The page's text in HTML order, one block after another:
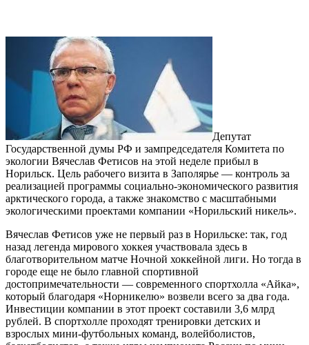
Депутат
Государственной думы РФ и зампредседателя Комитета по
экологии Вячеслав Фетисов на этой неделе прибыл в
Норильск. Цель рабочего визита в Заполярье — контроль за
реализацией программы социально-экономического развития
арктического города, а также знакомство с масштабными
экологическими проектами компании «Норильский никель».
Вячеслав Фетисов уже не первый раз в Норильске: так, год
назад легенда мирового хоккея участвовала здесь в
благотворительном матче Ночной хоккейной лиги. Но тогда в
городе еще не было главной спортивной
достопримечательности — современного спортхолла «Айка»,
который благодаря «Норникелю» возвели всего за два года.
Инвестиции компании в этот проект составили 3,6 млрд
рублей. В спортхолле проходят тренировки детских и
взрослых мини-футбольных команд, волейболистов,